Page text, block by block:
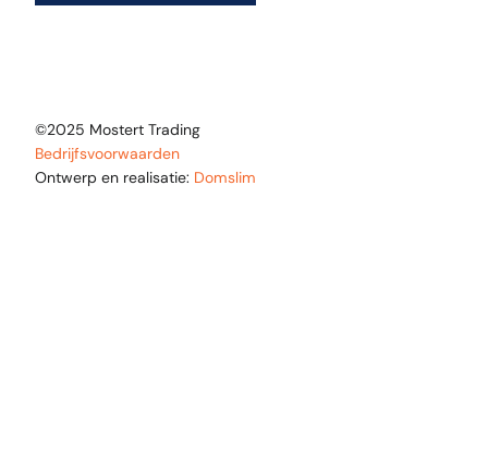
©2025 Mostert Trading
Bedrijfsvoorwaarden
Ontwerp en realisatie: Domslim